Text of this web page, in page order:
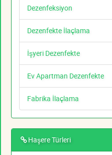
Dezenfeksiyon
Dezenfekte İlaçlama
İşyeri Dezenfekte
Ev Apartman Dezenfekte
Fabrika İlaçlama
Haşere Türleri